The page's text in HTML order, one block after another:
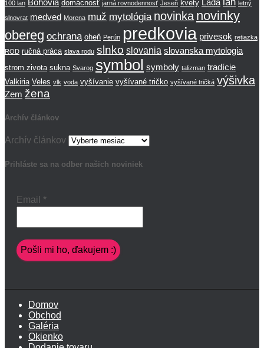
100 lan Bohovia domácnosť jarná rovnodennosť Jeseň kvety Lada letný
slnovrat medved Morena muž mytológia novinka novinky
obereg ochrana oheň Perún predkovia privesok retiazka
ROD ručná práca slava rodu slnko slovania slovanska mytologia
strom zivota sukna Svarog symbol symboly talizman tradície
Valkiria Veles vlk voda vyšívanie vyšívané tričko vyšívané tričká výšivka
Zem žena
Archív článkov
Archív článkov
Prihláste sa na odber našich noviniek
Email *
Domov
Obchod
Galéria
Okienko